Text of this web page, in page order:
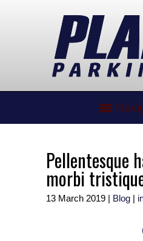
Pellentesque
morbi
13 March 2019 | Blog |